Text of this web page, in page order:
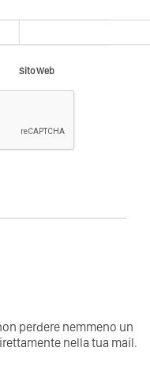
Sito Web
perdere nemmeno un
nella tua mail.